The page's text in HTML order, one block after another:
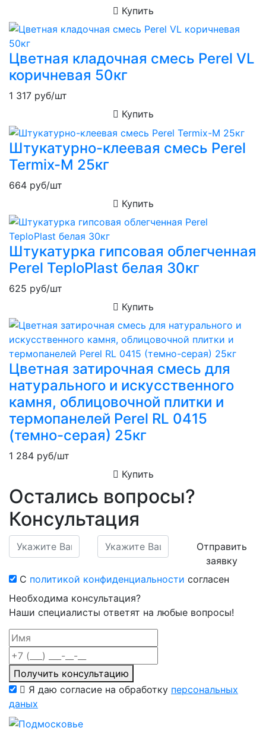
Купить
Цветная кладочная смесь Perel VL
коричневая 50кг
1 317 руб/шт
Купить
Штукатурно-клеевая смесь Perel
Termix-M 25кг
664 руб/шт
Купить
Штукатурка гипсовая облегченная
Perel TeploPlast белая 30кг
625 руб/шт
Купить
Цветная затирочная смесь для
натурального и искусственного
камня, облицовочной плитки и
термопанелей Perel RL 0415
(темно-серая) 25кг
1 284 руб/шт
Купить
Остались вопросы?
Консультация
Отправить
заявку
С политикой конфиденциальности согласен
Необходима консультация?
Наши специалисты ответят на любые вопросы!
Получить консультацию
Я даю согласие на обработку персональных
даных